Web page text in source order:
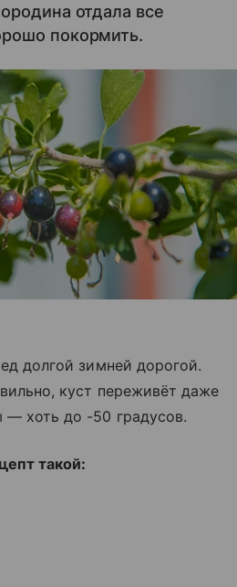
отдала все
покормить.
долгой зимней дорогой.
куст переживёт даже
хоть до -50 градусов.
такой: